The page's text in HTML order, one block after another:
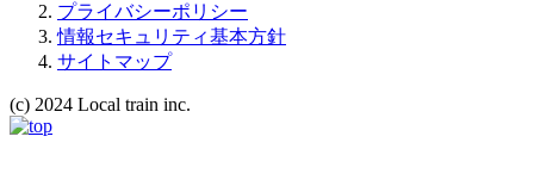
プライバシーポリシー
情報セキュリティ基本方針
サイトマップ
(c) 2024 Local train inc.